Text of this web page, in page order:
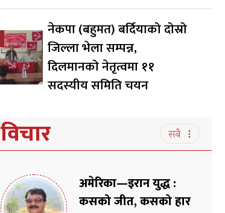
नेकपा (बहुमत) बर्दियाको दोस्रो
जिल्ला भेला सम्पन्न,
दिलमानको नेतृत्वमा ११
सदस्यीय समिति चयन
विचार सबै
अमेरिका—इरान युद्ध :
कसको जीत, कसको हार